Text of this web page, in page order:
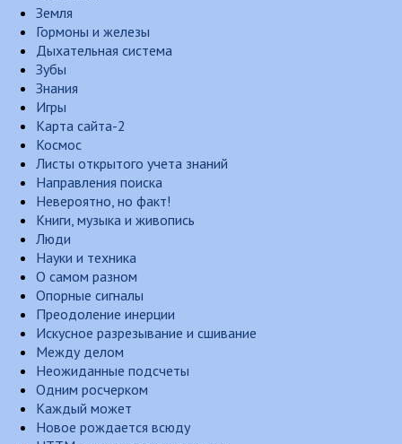
Земля
Гормоны и железы
Дыхательная система
Зубы
Знания
Игры
Карта сайта-2
Космос
Листы открытого учета знаний
Направления поиска
Невероятно, но факт!
Книги, музыка и живопись
Люди
Науки и техника
О самом разном
Опорные сигналы
Преодоление инерции
Искусное разрезывание и сшивание
Между делом
Неожиданные подсчеты
Одним росчерком
Каждый может
Новое рождается всюду